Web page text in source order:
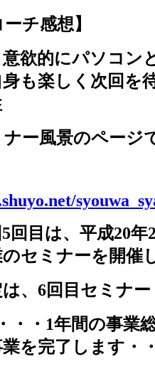
チ感想】
欲的にパソコン
身も楽しく次回
ー風景のページ
5回目は、平成20年
セミナーを開催
、 6回目セミナー
・・ 1年間の事業
を完了します・